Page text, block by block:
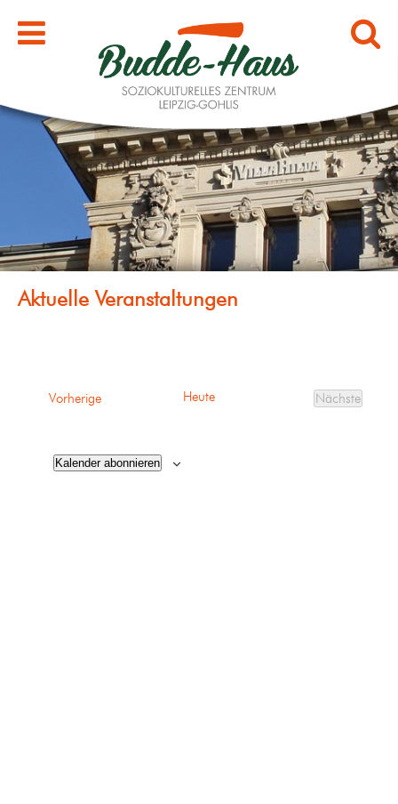
VorherigeVeranstaltungenHeute
Nächste
Kalender abonnieren